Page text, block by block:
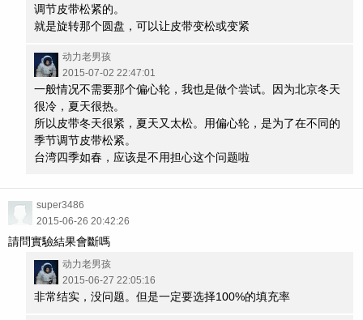
调节皮带松紧的。
就是旋转那个圆盘，可以让皮带变松或变紧
动力老男孩
2015-07-02 22:47:01
一般情况不需要那个偏心轮，我也是做个尝试。因为北京冬天
很冷，夏天很热。
所以皮带冬天很紧，夏天又太松。用偏心轮，是为了在不同的
季节调节皮带松紧。
台湾四季如春，应该是不用担心这个问题啦
super3486
2015-06-26 20:42:26
請問實驗結果會斷嗎
动力老男孩
2015-06-27 22:05:16
非常结实，没问题。但是一定要选择100%的填充率